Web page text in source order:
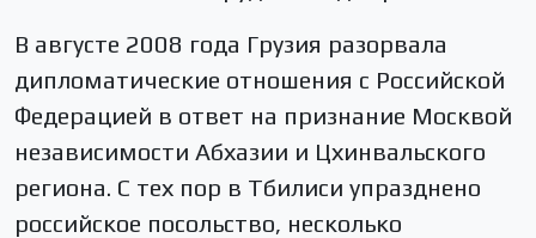
В августе 2008 года Грузия разорвала
дипломатические отношения с Российской
Федерацией в ответ на признание Москвой
независимости Абхазии и Цхинвальского
региона. С тех пор в Тбилиси упразднено
российское посольство, несколько